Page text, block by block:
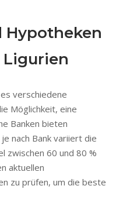
Hypotheken
verschiedene
Möglichkeit, eine
Banken bieten
nach Bank variiert die
zwischen 60 und 80 %
aktuellen
zu prüfen, um die beste